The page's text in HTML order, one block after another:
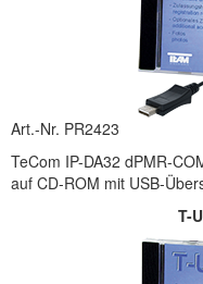
Art.-Nr. PR2423
TeCom IP-DA32 dPMR-
auf CD-ROM mit USB-
T-